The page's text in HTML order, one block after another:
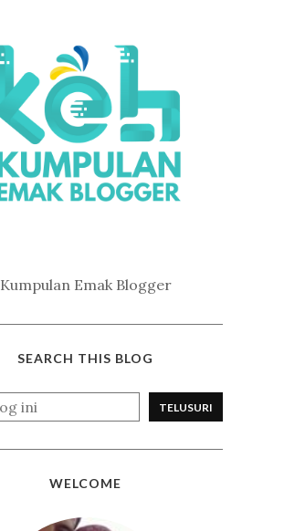
Kumpulan Emak Blogger
SEARCH THIS BLOG
WELCOME